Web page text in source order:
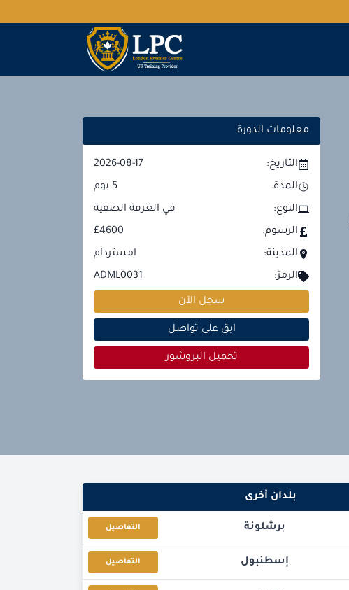
معلومات الدورة
التاريخ:
2026-08-17
المدة:
5 يوم
النوع:
في الغرفة الصفية
الرسوم:
£4600
المدينة:
امستردام
الرمز:
ADML0031
سجل الآن
ابق على تواصل
تحميل البروشور
بلدان أخرى
برشلونة التفاصيل
إسطنبول التفاصيل